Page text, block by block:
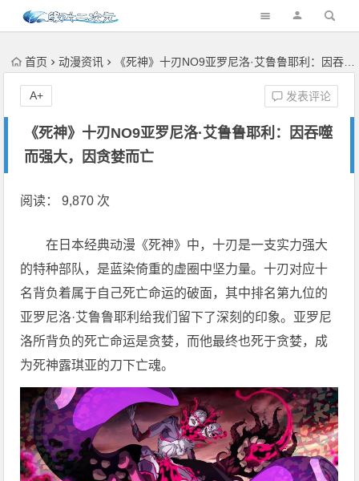
首页 动漫资讯 《死神》十刃NO9亚罗尼洛·艾鲁鲁耶利：因吞噬而强大，因贪婪而亡
《死神》十刃NO9亚罗尼洛·艾鲁鲁耶利：因吞噬
而强大，因贪婪而亡
发表评论
A+
阅读： 9,870 次
在日本经典动漫《死神》中，十刃是一支实力强大
的特种部队，是蓝染倚重的虚圈中坚力量。十刃对应十
名背负着属于自己死亡命运的破面，其中排名第九位的
亚罗尼洛·艾鲁鲁耶利给我们留下了深刻的印象。亚罗尼
洛所背负的死亡命运是贪婪，而他最终也死于贪婪，成
为死神露琪亚的刀下亡魂。